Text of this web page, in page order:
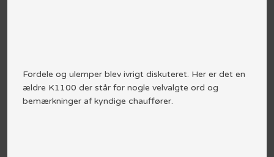
Fordele og ulemper blev ivrigt diskuteret. Her er det en
ældre K1100 der står for nogle velvalgte ord og
bemærkninger af kyndige chauffører.